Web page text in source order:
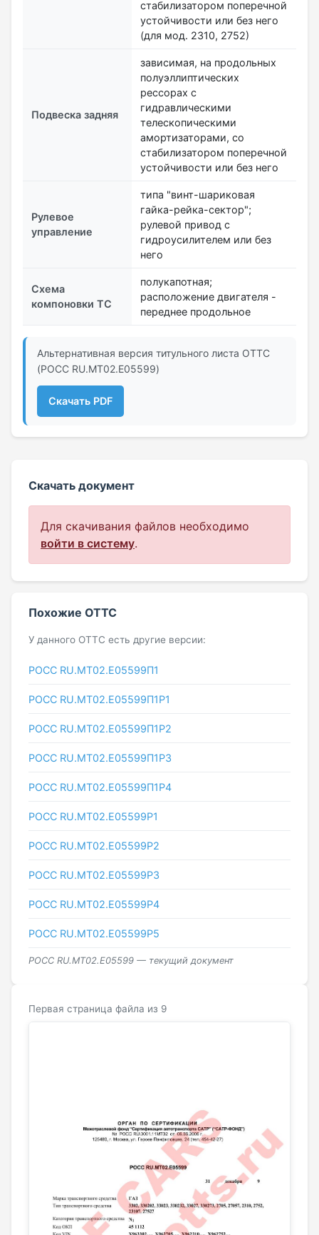
стабилизатором поперечной
устойчивости или без него
(для мод. 2310, 2752)
Подвеска задняя
зависимая, на продольных
полуэллиптических
рессорах с
гидравлическими
телескопическими
амортизаторами, со
стабилизатором поперечной
устойчивости или без него
Рулевое
управление
типа "винт-шариковая
гайка-рейка-сектор";
рулевой привод с
гидроусилителем или без
него
Схема
компоновки ТС
полукапотная;
расположение двигателя -
переднее продольное
Альтернативная версия титульного листа ОТТС
(РОСС RU.МТ02.E05599)
Скачать PDF
Скачать документ
Для скачивания файлов необходимо
войти в систему.
Похожие ОТТС
У данного ОТТС есть другие версии:
РОСС RU.МТ02.E05599П1
РОСС RU.МТ02.E05599П1Р1
РОСС RU.МТ02.E05599П1Р2
РОСС RU.МТ02.E05599П1Р3
РОСС RU.МТ02.E05599П1Р4
РОСС RU.МТ02.E05599Р1
РОСС RU.МТ02.E05599Р2
РОСС RU.МТ02.E05599Р3
РОСС RU.МТ02.E05599Р4
РОСС RU.МТ02.E05599Р5
РОСС RU.МТ02.E05599 — текущий документ
Первая страница файла из 9